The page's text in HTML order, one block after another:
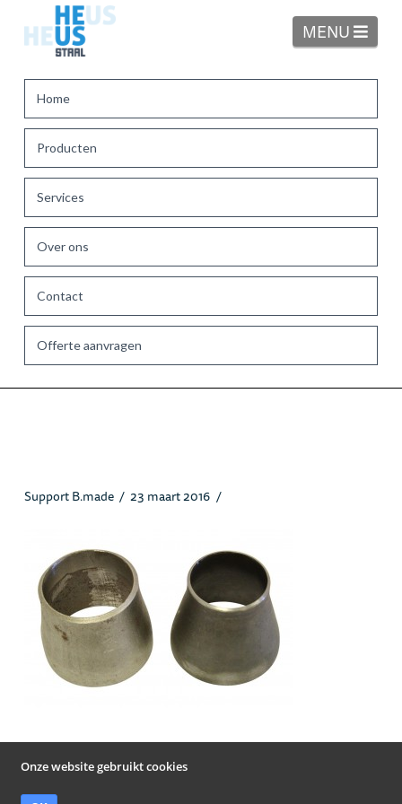
Onze website gebruikt cookies
MENU
Home
Producten
Services
Over ons
Contact
Offerte aanvragen
Support B.made 23 maart 2016